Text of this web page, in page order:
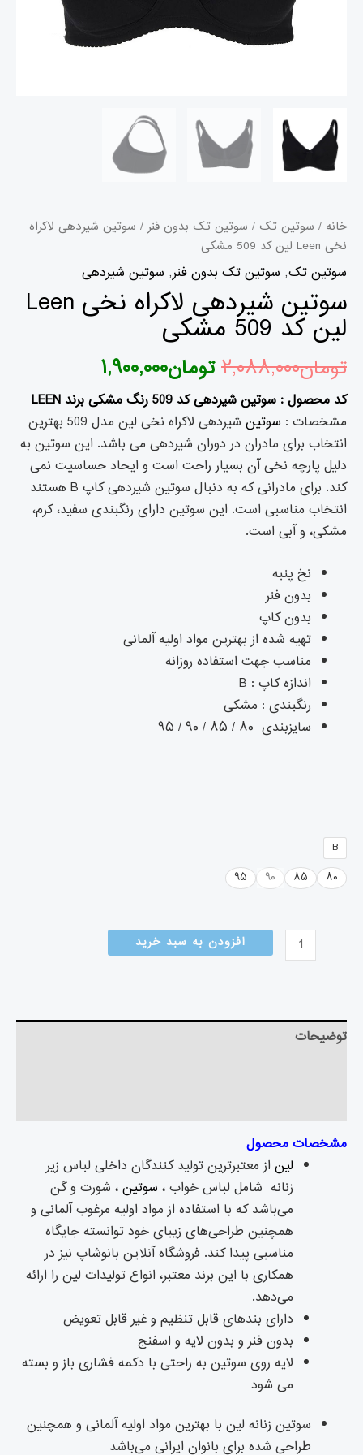
خانه / سوتین تک / سوتین تک بدون فنر / سوتین شیردهی لاکراه
نخی Leen لین کد 509 مشکی
سوتین تک, سوتین تک بدون فنر, سوتین شیردهی
سوتین شیردهی لاکراه نخی Leen
لین کد 509 مشکی
تومان۲,۰۸۸,۰۰۰تومان۱,۹۰۰,۰۰۰
کد محصول : سوتین شیردهی کد 509 رنگ مشکی برند LEEN
مشخصات : سوتین
شیردهی لاکراه نخی لین مدل 509 بهترین
انتخاب برای مادران در دوران شیردهی می باشد. این سوتین به
دلیل پارچه نخی آن بسیار راحت است و ایحاد حساسیت نمی
کند. برای مادرانی که به دنبال سوتین شیردهی کاپ B هستند
انتخاب مناسبی است. این سوتین دارای رنگبندی سفيد، کرم،
مشکی، و آبی است.
نخ پنبه
بدون فنر
بدون کاپ
تهیه شده از بهترین مواد اولیه آلمانی
مناسب جهت استفاده روزانه
اندازه کاپ : B
رنگبندی : مشکی
سایزبندی ۸۰ / ۸۵ / ۹۰ / ۹۵
B
۸۰
۸۵ ۹۰ ۹۵
افزودن به سبد خرید
توضیحات
مشخصات محصول
لیناز معتبرترین تولید کنندگان داخلی لباس زیر
زنانه شامل لباس خواب ، سوتین، شورت و گن
می‌باشد که با استفاده از مواد اولیه مرغوب آلمانی و
همچنین طراحی‌های زیبای خود توانسته جایگاه
مناسبی پیدا کند. فروشگاه آنلاین بانوشاپ نیز در
همکاری با این برند معتبر، انواع تولیدات لین را ارائه
می‌دهد.
دارای بندهای قابل تنظیم و غیر قابل تعویض
بدون فنر و بدون لایه و اسفنج
لایه روی سوتین به راحتی با دکمه فشاری باز و بسته
می شود
سوتین زنانه لین با بهترین مواد اولیه آلمانی و همچنین
طراحی شده برای بانوان ایرانی می‌باشد